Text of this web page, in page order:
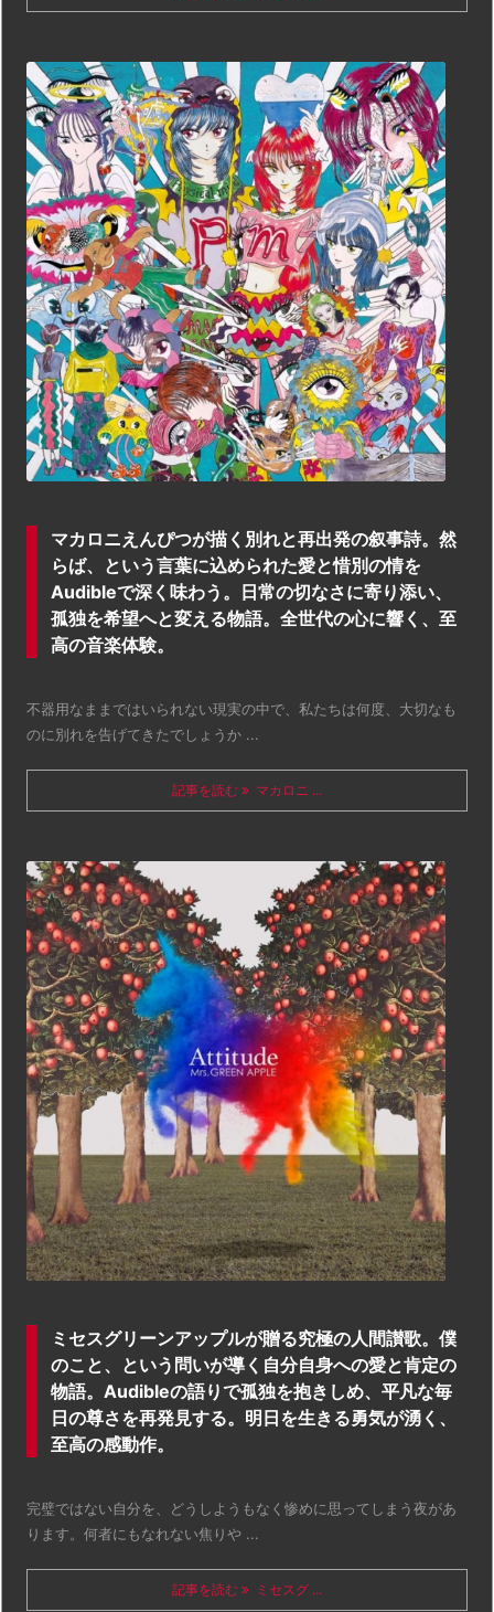
マカロニえんぴつが描く別れと再出発の叙事詩。然
らば、という言葉に込められた愛と惜別の情を
Audibleで深く味わう。日常の切なさに寄り添い、
孤独を希望へと変える物語。全世代の心に響く、至
高の音楽体験。
不器用なままではいられない現実の中で、私たちは何度、大切なも
のに別れを告げてきたでしょうか ...
記事を読む マカロニ ...
ミセスグリーンアップルが贈る究極の人間讃歌。僕
のこと、という問いが導く自分自身への愛と肯定の
物語。Audibleの語りで孤独を抱きしめ、平凡な毎
日の尊さを再発見する。明日を生きる勇気が湧く、
至高の感動作。
完璧ではない自分を、どうしようもなく惨めに思ってしまう夜があ
ります。何者にもなれない焦りや ...
記事を読む ミセスグ ...